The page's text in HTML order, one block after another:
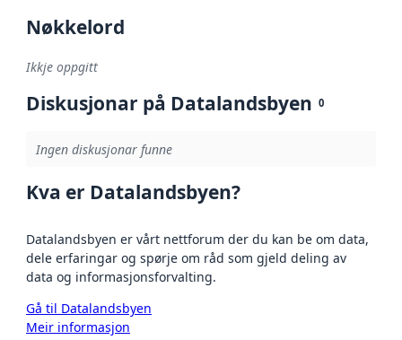
Nøkkelord
Ikkje oppgitt
Diskusjonar på Datalandsbyen 0
Ingen diskusjonar funne
Kva er Datalandsbyen?
Datalandsbyen er vårt nettforum der du kan be om data,
dele erfaringar og spørje om råd som gjeld deling av
data og informasjonsforvalting.
Gå til Datalandsbyen
Meir informasjon